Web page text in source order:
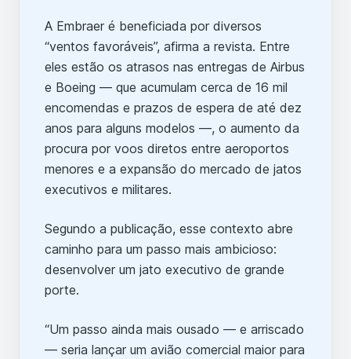
A Embraer é beneficiada por diversos
“ventos favoráveis”, afirma a revista. Entre
eles estão os atrasos nas entregas de Airbus
e Boeing — que acumulam cerca de 16 mil
encomendas e prazos de espera de até dez
anos para alguns modelos —, o aumento da
procura por voos diretos entre aeroportos
menores e a expansão do mercado de jatos
executivos e militares.
Segundo a publicação, esse contexto abre
caminho para um passo mais ambicioso:
desenvolver um jato executivo de grande
porte.
“Um passo ainda mais ousado — e arriscado
— seria lançar um avião comercial maior para